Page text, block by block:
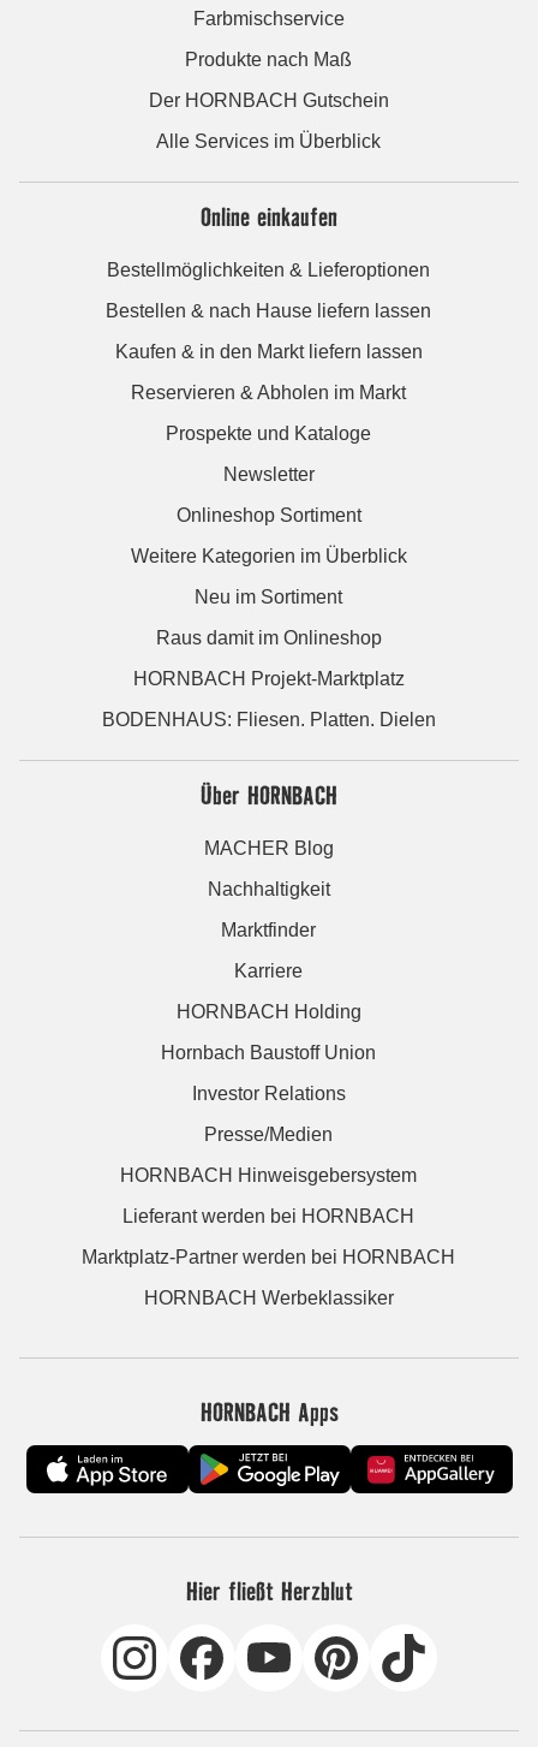
Farbmischservice
Produkte nach Maß
Der HORNBACH Gutschein
Alle Services im Überblick
Online einkaufen
Bestellmöglichkeiten & Lieferoptionen
Bestellen & nach Hause liefern lassen
Kaufen & in den Markt liefern lassen
Reservieren & Abholen im Markt
Prospekte und Kataloge
Newsletter
Onlineshop Sortiment
Weitere Kategorien im Überblick
Neu im Sortiment
Raus damit im Onlineshop
HORNBACH Projekt-Marktplatz
BODENHAUS: Fliesen. Platten. Dielen
Über HORNBACH
MACHER Blog
Nachhaltigkeit
Marktfinder
Karriere
HORNBACH Holding
Hornbach Baustoff Union
Investor Relations
Presse/Medien
HORNBACH Hinweisgebersystem
Lieferant werden bei HORNBACH
Marktplatz-Partner werden bei HORNBACH
HORNBACH Werbeklassiker
HORNBACH Apps
Hier fließt Herzblut